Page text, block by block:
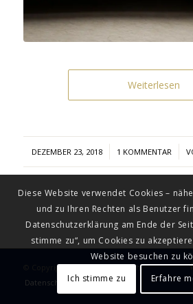
Weiterlesen
DEZEMBER 23, 2018
/ 1 KOMMENTAR
/
© Copyright - Maxim Mankevich
Datenschutz
Impressum
Diese Website verwendet Cookies –
und zu Ihren Rechten als Benutzer
Datenschutzerklärung am Ende der
stimme zu“, um Cookies zu
Website besuchen zu
Ich stimme zu
Erfahre